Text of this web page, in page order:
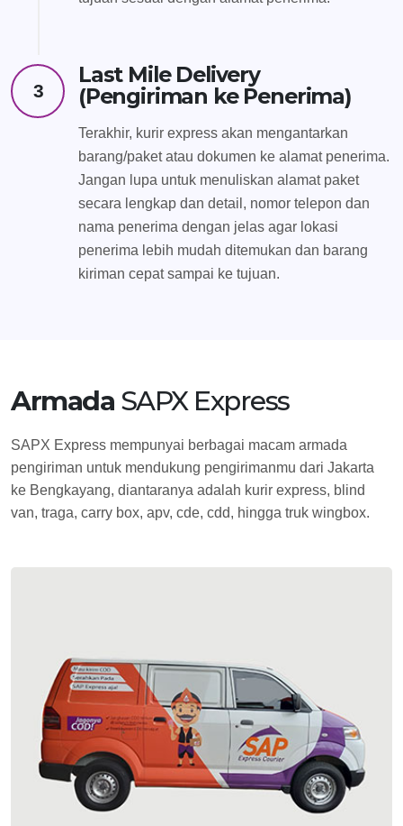
3
Last Mile Delivery
(Pengiriman ke Penerima)
Terakhir, kurir express akan mengantarkan
barang/paket atau dokumen ke alamat penerima.
Jangan lupa untuk menuliskan alamat paket
secara lengkap dan detail, nomor telepon dan
nama penerima dengan jelas agar lokasi
penerima lebih mudah ditemukan dan barang
kiriman cepat sampai ke tujuan.
Armada SAPX Express
SAPX Express mempunyai berbagai macam armada
pengiriman untuk mendukung pengirimanmu dari Jakarta
ke Bengkayang, diantaranya adalah kurir express, blind
van, traga, carry box, apv, cde, cdd, hingga truk wingbox.